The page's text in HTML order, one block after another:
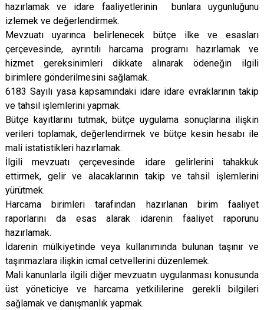
hazırlamak ve idare faaliyetlerinin bunlara uygunluğunu
izlemek ve değerlendirmek.
Mevzuatı uyarınca belirlenecek bütçe ilke ve esasları
çerçevesinde, ayrıntılı harcama programı hazırlamak ve
hizmet gereksinimleri dikkate alınarak ödeneğin ilgili
birimlere gönderilmesini sağlamak.
6183 Sayılı yasa kapsamındaki idare idare evraklarının takip
ve tahsil işlemlerini yapmak.
Bütçe kayıtlarını tutmak, bütçe uygulama sonuçlarına ilişkin
verileri toplamak, değerlendirmek ve bütçe kesin hesabı ile
mali istatistikleri hazırlamak.
İlgili mevzuatı çerçevesinde idare gelirlerini tahakkuk
ettirmek, gelir ve alacaklarının takip ve tahsil işlemlerini
yürütmek.
Harcama birimleri tarafından hazırlanan birim faaliyet
raporlarını da esas alarak idarenin faaliyet raporunu
hazırlamak.
İdarenin mülkiyetinde veya kullanımında bulunan taşınır ve
taşınmazlara ilişkin icmal cetvellerini düzenlemek.
Mali kanunlarla ilgili diğer mevzuatın uygulanması konusunda
üst yöneticiye ve harcama yetkililerine gerekli bilgileri
sağlamak ve danışmanlık yapmak.